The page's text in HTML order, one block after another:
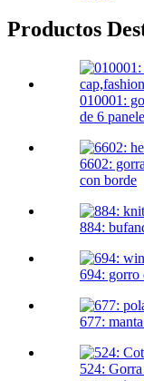
Productos
010001:
de 6
6602:
con borde
884:
694: gorro
677:
524: